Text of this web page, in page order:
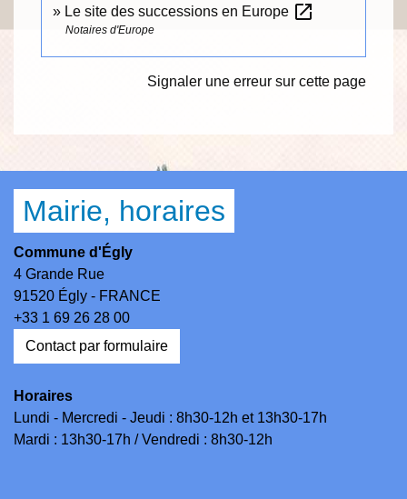
Le site des successions en Europe open_in_new
Notaires d'Europe
Signaler une erreur sur cette page
Mairie, horaires
Commune d'Égly
4 Grande Rue
91520 Égly - FRANCE
+33 1 69 26 28 00
Contact par formulaire
Horaires
Lundi - Mercredi - Jeudi : 8h30-12h et 13h30-17h
Mardi : 13h30-17h / Vendredi : 8h30-12h